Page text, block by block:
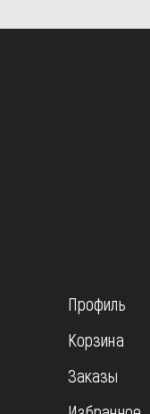
Профиль
Корзина
Заказы